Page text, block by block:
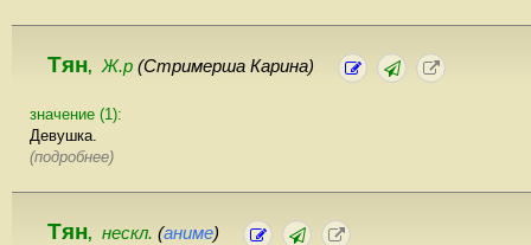
Тян, Ж.р (Стримерша Карина)
значение (1):
Девушка.
(подробнее)
Тян, нескл. (аниме)